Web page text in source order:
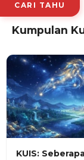
CARI TAHU
Kumpulan
KUIS: